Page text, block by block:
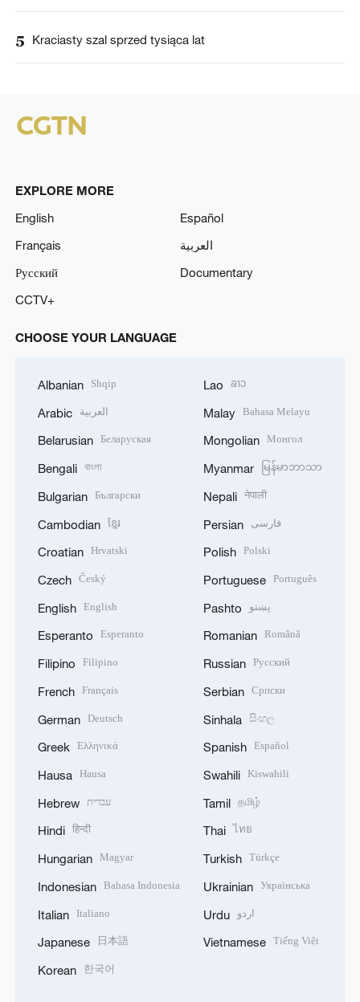
5 Kraciasty szal sprzed tysiąca lat
EXPLORE MORE
English
Español
Français
العربية
Русский
Documentary
CCTV+
CHOOSE YOUR LANGUAGE
Albanian Shqip
Arabic العربية
Belarusian Беларуская
Bengali বাংলা
Bulgarian Български
Cambodian ខ្មែរ
Croatian Hrvatski
Czech Český
English English
Esperanto Esperanto
Filipino Filipino
French Français
German Deutsch
Greek Ελληνικά
Hausa Hausa
Hebrew עברית
Hindi हिन्दी
Hungarian Magyar
Indonesian Bahasa Indonesia
Italian Italiano
Japanese 日本語
Korean 한국어
Lao ລາວ
Malay Bahasa Melayu
Mongolian Монгол
Myanmar မြန်မာဘာသာ
Nepali नेपाली
Persian فارسی
Polish Polski
Portuguese Português
Pashto پښتو
Romanian Română
Russian Русский
Serbian Српски
Sinhala සිංහල
Spanish Español
Swahili Kiswahili
Tamil தமிழ்
Thai ไทย
Turkish Türkçe
Ukrainian Українська
Urdu اردو
Vietnamese Tiếng Việt